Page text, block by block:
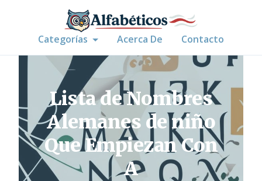
Categorías Acerca De Contacto
Lista de Nombres
Alemanes de niño
Que Empiezan Con
A